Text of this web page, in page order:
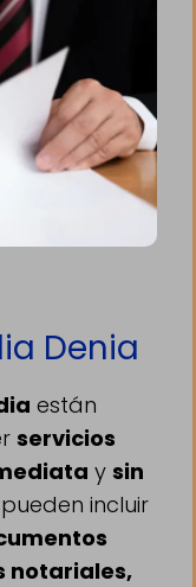
Denia
están
servicios
y sin
incluir
notariales,